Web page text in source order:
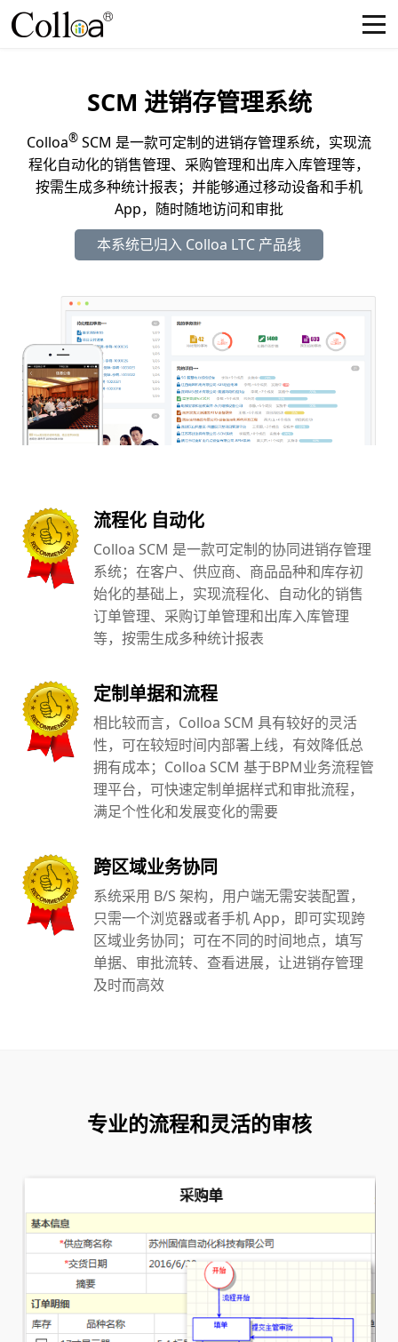
SCM 进销存管理系统
Colloa® SCM 是一款可定制的进销存管理系统，实现流
程化自动化的销售管理、采购管理和出库入库管理等，
按需生成多种统计报表；并能够通过移动设备和手机
App，随时随地访问和审批
本系统已归入 Colloa LTC 产品线
流程化 自动化
Colloa SCM 是一款可定制的协同进销存管理
系统；在客户、供应商、商品品种和库存初
始化的基础上，实现流程化、自动化的销售
订单管理、采购订单管理和出库入库管理
等，按需生成多种统计报表
定制单据和流程
相比较而言，Colloa SCM 具有较好的灵活
性，可在较短时间内部署上线，有效降低总
拥有成本；Colloa SCM 基于BPM业务流程管
理平台，可快速定制单据样式和审批流程，
满足个性化和发展变化的需要
跨区域业务协同
系统采用 B/S 架构，用户端无需安装配置，
只需一个浏览器或者手机 App，即可实现跨
区域业务协同；可在不同的时间地点，填写
单据、审批流转、查看进展，让进销存管理
及时而高效
专业的流程和灵活的审核